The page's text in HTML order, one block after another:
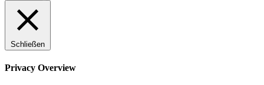
Schließen
Privacy Overview